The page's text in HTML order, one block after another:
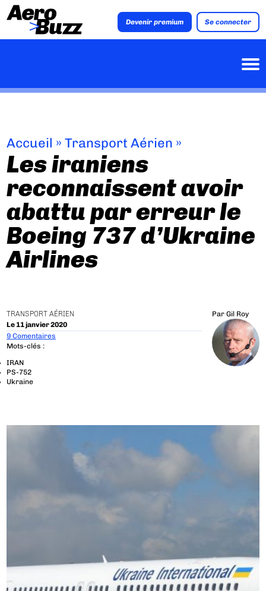
Devenir premium Se connecter
Accueil »Transport Aérien »
Les iraniens
reconnaissent avoir
abattu par erreur le
Boeing 737 d’Ukraine
Airlines
TRANSPORT AÉRIEN
Le 11 janvier 2020
Par Gil Roy
9 Comentaires
Mots-clés :
IRAN
PS-752
Ukraine